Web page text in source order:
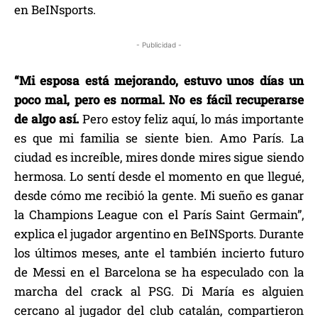
en BeINsports.
- Publicidad -
“Mi esposa está mejorando, estuvo unos días un
poco mal, pero es normal. No es fácil recuperarse
de algo así.Pero estoy feliz aquí, lo más importante
es que mi familia se siente bien. Amo París. La
ciudad es increíble, mires donde mires sigue siendo
hermosa. Lo sentí desde el momento en que llegué,
desde cómo me recibió la gente. Mi sueño es ganar
la Champions League con el París Saint Germain”,
explica el jugador argentino en BeINSports. Durante
los últimos meses, ante el también incierto futuro
de Messi en el Barcelona se ha especulado con la
marcha del crack al PSG. Di María es alguien
cercano al jugador del club catalán, compartieron